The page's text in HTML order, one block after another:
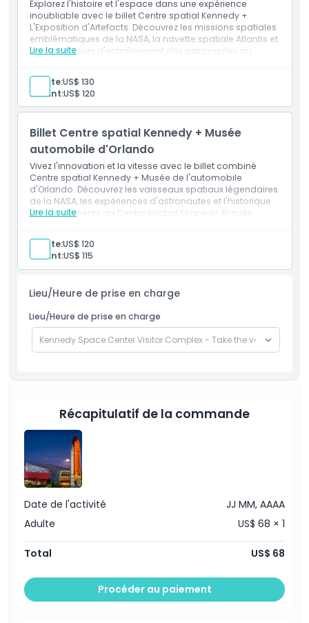
Explorez l'histoire et l'espace dans une expérience
inoubliable avec le billet Centre spatial Kennedy +
L'Exposition d'Artefacts. Découvrez les missions spatiales
emblématiques de la NASA, la navette spatiale Atlantis et
les simulateurs d'entraînement des astronautes au
L'Exposition d'Artefacts, qui présente de véritables
artefacts du Titanic et de civilisations anciennes. Ce billet
combiné offre un mélange unique de science, d'histoire
et de découverte, parfait pour les esprits curieux et les
Lire la suite
Adulte:US$ 130
Enfant:US$ 120
Billet Centre spatial Kennedy + Musée
automobile d'Orlando
Vivez l'innovation et la vitesse avec le billet combiné
Centre spatial Kennedy + Musée de l'automobile
d'Orlando. Découvrez les vaisseaux spatiaux légendaires
de la NASA, les expériences d'astronautes et l'historique
des lancements au Centre spatial Kennedy. Ensuite,
de voitures exotiques, de véhicules de cinéma et de
modèles classiques rares au Musée de l'automobile
d'Orlando. Ce billet combiné ultime est parfait pour les
passionnés de l'espace et les amateurs de voitures
Lire la suite
Adulte:US$ 120
Enfant:US$ 115
Lieu/Heure de prise en charge
Lieu/Heure de prise en charge
Récapitulatif de la commande
Date de l'activité
JJ MM, AAAA
Adulte
US$ 68 × 1
Total US$ 68
Procéder au paiement